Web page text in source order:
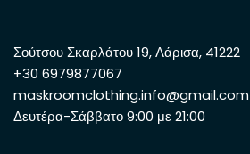
Σούτσου Σκαρλάτου 19, Λάρισα, 41222
+30 6979877067
maskroomclothing.info@gmail.com
Δευτέρα-Σάββατο 9:00 με 21:00